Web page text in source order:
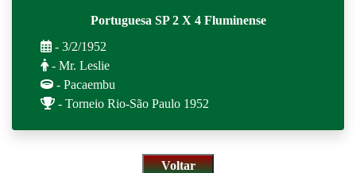
Portuguesa SP 2 X 4 Fluminense
- 3/2/1952
- Mr. Leslie
- Pacaembu
- Torneio Rio-São Paulo 1952